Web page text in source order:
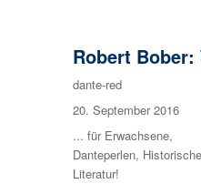
Robert
Autor
dante-red
Veröffentlicht
am
20. September 2016
Kategorien
... für Erwachsene,
Danteperlen,
Literatur!